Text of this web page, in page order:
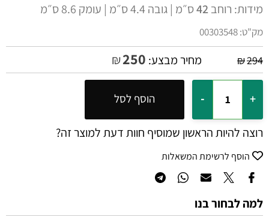
מידות: רוחב42ס״מ | גובה 4.4 ס״מ | עומק 8.6 ס״מ
מק"ט:00303548
₪294 מחיר מבצע: ₪250
הוסף לסל
רוצה להיות הראשון שמוסיף חוות דעת למוצר זה?
הוסף לרשימת המשאלות
למה לבחור בנו